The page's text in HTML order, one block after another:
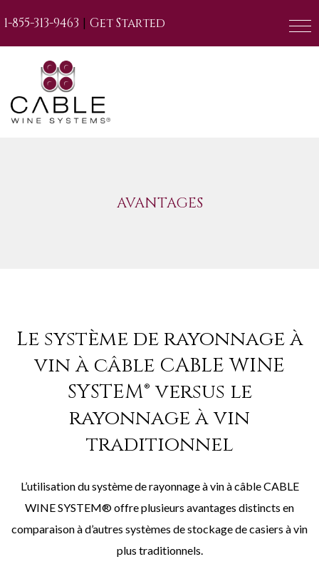
1-855-313-9463 | Get Started
AVANTAGES
Le système de rayonnage à
vin à câble CABLE WINE
SYSTEM® versus le
rayonnage à vin
traditionnel
L’utilisation du système de rayonnage à vin à câble CABLE
WINE SYSTEM® offre plusieurs avantages distincts en
comparaison à d’autres systèmes de stockage de casiers à vin
plus traditionnels.